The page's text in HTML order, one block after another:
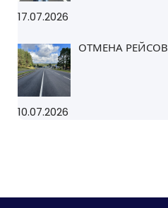
17.07.2026
ОТМЕНА РЕЙСОВ
10.07.2026